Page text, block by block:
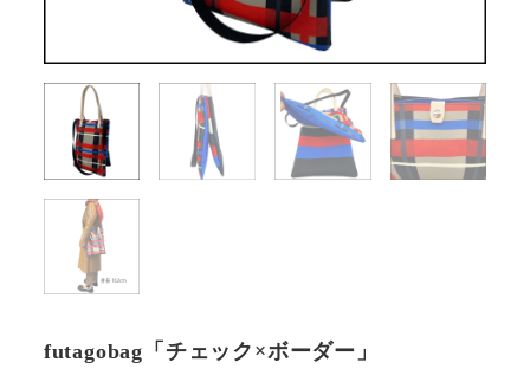
futagobag「チェック×ボーダー」